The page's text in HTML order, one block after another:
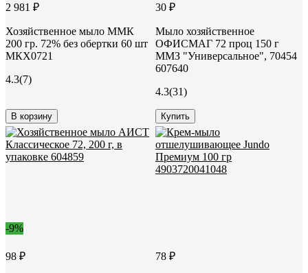
2 981 ₽
Хозяйственное мыло ММК
200 гр. 72% без обертки 60 шт
МКХ0721
4.3(7)
В корзину
30 ₽
Мыло хозяйственное
ОФИСМАГ 72 проц 150 г
ММЗ "Универсальное", 70454
607640
4.3(31)
Купить
-9%
98 ₽ 78 ₽